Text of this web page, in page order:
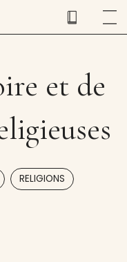
et de
, RELIGIONS